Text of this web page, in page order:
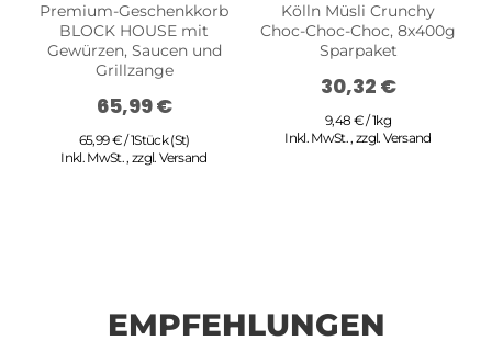
Premium-Geschenkkorb
BLOCK HOUSE mit
Gewürzen, Saucen und
Grillzange
65,99 €
65,99 € / 1Stück (St)
Inkl. MwSt.,zzgl.Versand
Kölln Müsli Crunchy
Choc-Choc-Choc, 8x400g
Sparpaket
30,32 €
9,48 € / 1kg
Inkl. MwSt.,zzgl.Versand
EMPFEHLUNGEN